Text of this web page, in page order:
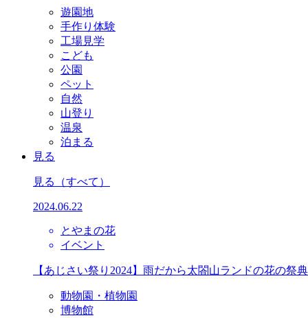
遊園地
手作り体験
工場見学
こども
公園
ペット
自然
山登り
温泉
泊まる
見る
見る （すべて）
2024.06.22
とやまの花
イベント
【あじさい祭り2024】雨だから太閤山ランドの花の祭
動物園・植物園
博物館